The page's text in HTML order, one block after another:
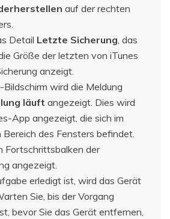
auf der rechten
Detail Letzte Sicherung, das
Größe der letzten von iTunes
anzeigt.
wird die Meldung
läuft angezeigt. Dies wird
App angezeigt, die sich im
des Fensters befindet.
Fortschrittsbalken der
angezeigt.
erledigt ist, wird das Gerät
Sie, bis der Vorgang
bevor Sie das Gerät entfernen,